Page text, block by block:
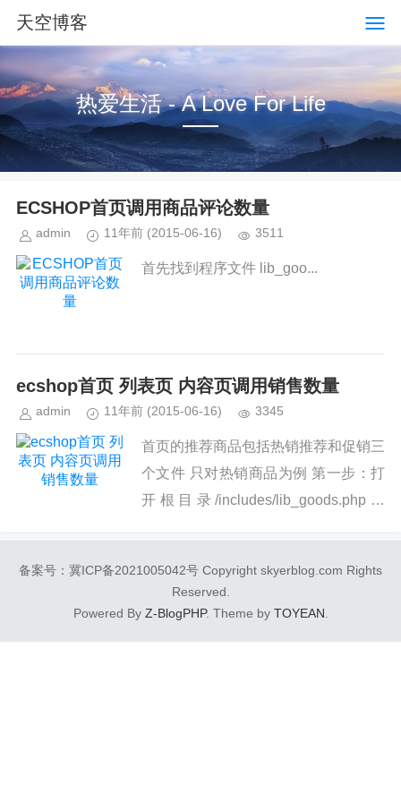
天空博客
热爱生活 - A Love For Life
ECSHOP首页调用商品评论数量
admin 11年前 (2015-06-16) 3511
首先找到程序文件 lib_goo...
ecshop首页 列表页 内容页调用销售数量
admin 11年前 (2015-06-16) 3345
首页的推荐商品包括热销推荐和促销三
个文件 只对热销商品为例 第一步：打
开根目录/includes/lib_goods.php文
备案号：冀ICP备2021005042号 Copyright skyerblog.com Rights
Reserved.
Powered By Z-BlogPHP. Theme by TOYEAN